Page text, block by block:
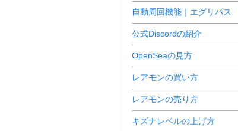
自動周回機能｜エグリパス
公式Discordの紹介
OpenSeaの見方
レアモンの買い方
レアモンの売り方
キズナレベルの上げ方